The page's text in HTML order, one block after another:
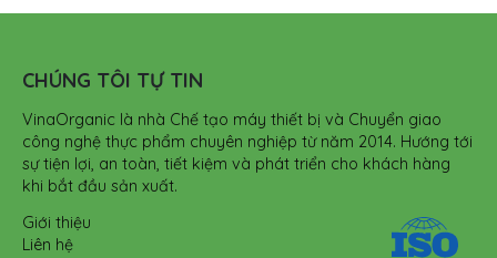
CHÚNG TÔI TỰ TIN
VinaOrganic là nhà Chế tạo máy thiết bị và Chuyển giao
công nghệ thực phẩm chuyên nghiệp từ năm 2014. Hướng tới
sự tiện lợi, an toàn, tiết kiệm và phát triển cho khách hàng
khi bắt đầu sản xuất.
Giới thiệu
Liên hệ